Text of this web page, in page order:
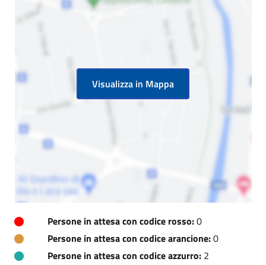
Visualizza in Mappa
Persone in attesa con codice rosso:0
Persone in attesa con codice arancione:0
Persone in attesa con codice azzurro: 2